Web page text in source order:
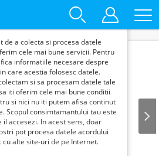
traffic-ului pe site-ul
de a colecta si procesa datele
cele mai bune servicii. Pentru
informatiile necesare despre
care acestia folosesc datele.
si sa procesam datele tale
iti oferim cele mai bune conditii
si nici nu iti putem afisa continut
Scopul consimtamantului tau este
accesezi. In acest sens, doar
pot procesa datele acordului
alte site-uri de pe Internet.